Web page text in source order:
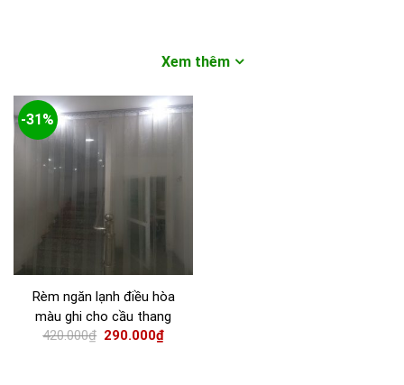
Xem thêm
-31%
Rèm ngăn lạnh điều hòa
màu ghi cho cầu thang
420.000₫ 290.000₫